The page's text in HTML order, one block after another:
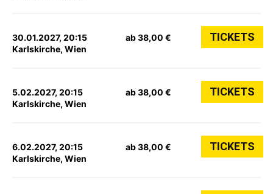
30.01.2027, 20:15
Karlskirche, Wien
ab 38,00 € TICKETS
5.02.2027, 20:15
Karlskirche, Wien
ab 38,00 € TICKETS
6.02.2027, 20:15
Karlskirche, Wien
ab 38,00 € TICKETS